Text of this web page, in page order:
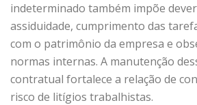
indeterminado também impõe
assiduidade, cumprimento das
com o patrimônio da empresa e
normas internas. A manutenção
contratual fortalece a relação de
risco de litígios trabalhistas.